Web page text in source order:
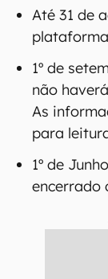
Até 31 de
1º de
não
As
para
1º de
encerrado